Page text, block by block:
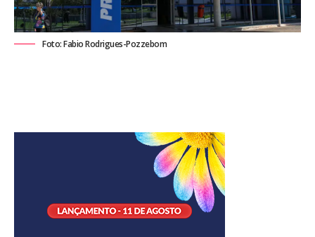
Foto: Fabio Rodrigues-Pozzebom